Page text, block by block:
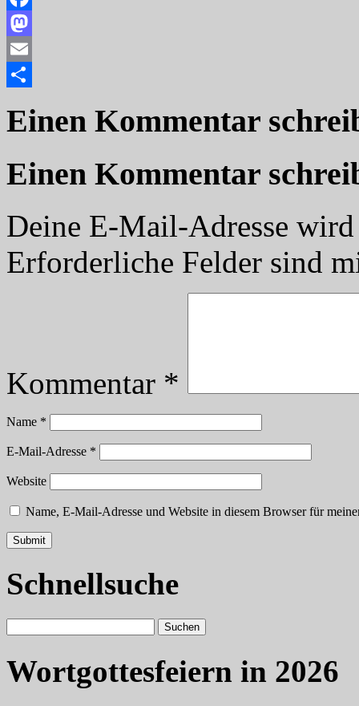
Facebook
Mastodon
Email
Einen Kommentar
Einen Kommentar
Deine E-Mail-Adresse
Erforderliche Felder sind
Kommentar *
Name *
E-Mail-Adresse *
Website
Name, E-Mail-Adresse und Website in diesem Browser für
Schnellsuche
Wortgottesfeiern in 2026